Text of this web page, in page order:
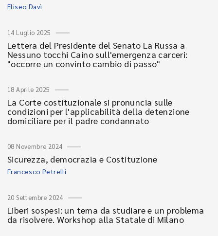
Eliseo Davì
14 Luglio 2025
Lettera del Presidente del Senato La Russa a
Nessuno tocchi Caino sull'emergenza carceri:
"occorre un convinto cambio di passo"
18 Aprile 2025
La Corte costituzionale si pronuncia sulle
condizioni per l'applicabilità della detenzione
domiciliare per il padre condannato
08 Novembre 2024
Sicurezza, democrazia e Costituzione
Francesco Petrelli
20 Settembre 2024
Liberi sospesi: un tema da studiare e un problema
da risolvere. Workshop alla Statale di Milano